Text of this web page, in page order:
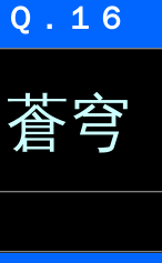
Ｑ．１６
蒼穹